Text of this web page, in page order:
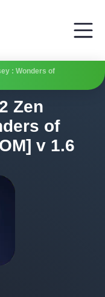
: Wonders of
Zen
of
v 1.6